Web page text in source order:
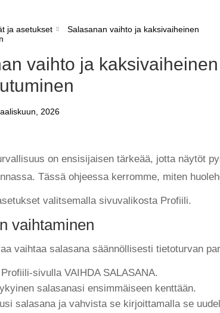
ja asetukset
Salasanan vaihto ja kaksivaiheinen
vaihto ja kaksivaiheinen
2026
on ensisijaisen tärkeää, jotta näytöt
Tässä ohjeessa kerromme, miten
valitsemalla sivuvalikosta Profiili.
vaihtaminen
vaihtaa salasana säännöllisesti tietoturvan
sivulla VAIHDA SALASANA.
salasanasi ensimmäiseen kenttään.
salasana ja vahvista se kirjoittamalla se